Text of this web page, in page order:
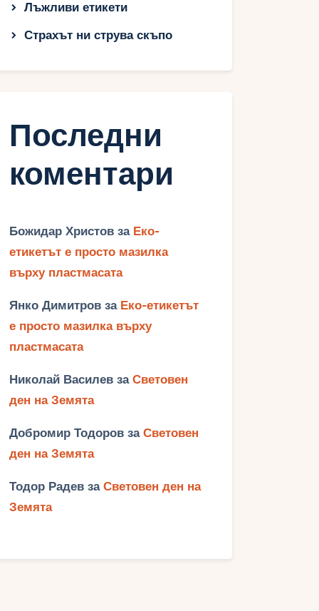
Лъжливи етикети
Страхът ни струва скъпо
Последни
коментари
Божидар Христов за Еко-
етикетът е просто мазилка
върху пластмасата
Янко Димитров за Еко-етикетът
е просто мазилка върху
пластмасата
Николай Василев заСветовен
ден на Земята
Добромир Тодоров заСветовен
ден на Земята
Тодор Радев заСветовен ден на
Земята